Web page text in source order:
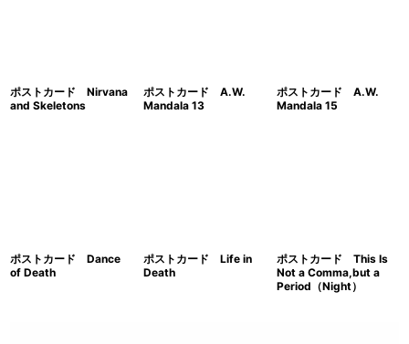
ポストカード Nirvana
and Skeletons
ポストカード A.W.
Mandala 13
ポストカード A.W.
Mandala 15
ポストカード Dance
of Death
ポストカード Life in
Death
ポストカード This Is
Not a Comma,but a
Period（Night）